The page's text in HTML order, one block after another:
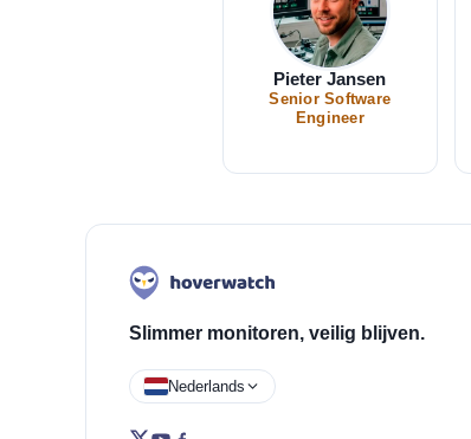
Pieter Jansen
Senior Software
Engineer
Slimmer monitoren, veilig blijven.
Nederlands